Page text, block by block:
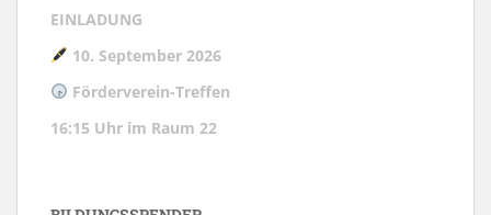
EINLADUNG
10. September 2026
Förderverein-Treffen
16:15 Uhr im Raum 22